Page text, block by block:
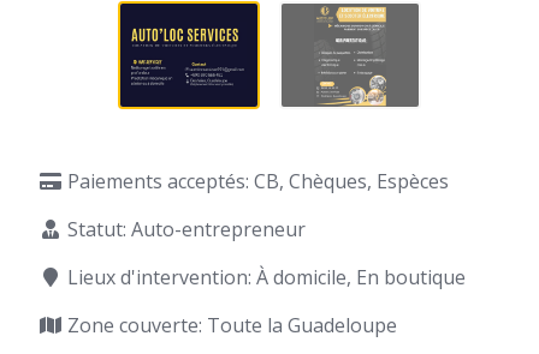
Paiements acceptés: CB, Chèques, Espèces
Statut: Auto-entrepreneur
Lieux d'intervention: À domicile, En boutique
Zone couverte: Toute la Guadeloupe